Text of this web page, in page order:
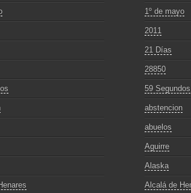
1º de mayo
2011
21 Días
28850
59 Segundos
abstencion
abuelos
Aguirre
Alaska
Alcalá de